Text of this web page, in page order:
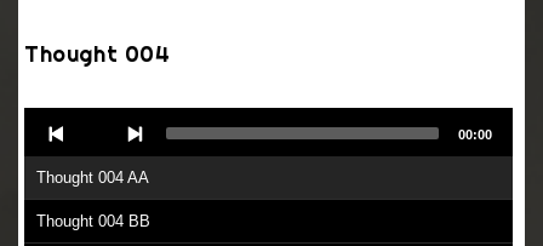
Thought 004
Player
Thought 004 AA
Thought 004 BB
00:00